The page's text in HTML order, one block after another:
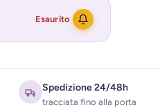
Esaurito
Spedizione 24/48h
tracciata fino alla porta